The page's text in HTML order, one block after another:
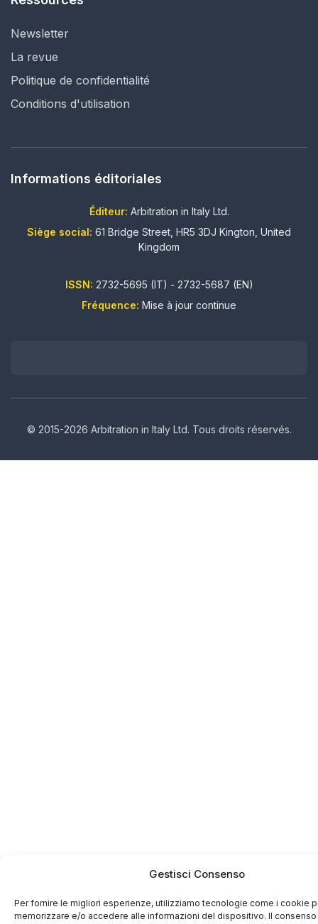
Gestisci Consenso
Per fornire le migliori esperienze, utilizziamo tecnologie come i cookie
memorizzare e/o accedere alle informazioni del dispositivo. Il
Newsletter
La revue
Politique de confidentialité
Conditions d'utilisation
Informations éditoriales
Éditeur: Arbitration in Italy Ltd.
Siège social: 61 Bridge Street, HR5 3DJ Kington, United
Kingdom
ISSN: 2732-5695 (IT) - 2732-5687 (EN)
Fréquence: Mise à jour continue
© 2015-2026 Arbitration in Italy Ltd. Tous droits réservés.